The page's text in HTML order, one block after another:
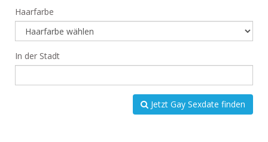
Haarfarbe
In der Stadt
Jetzt Gay Sexdate finden